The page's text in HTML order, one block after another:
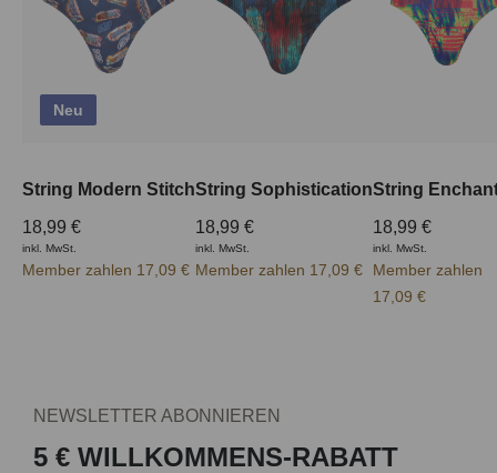
Neu
String Modern Stitch
18,99 €
inkl. MwSt.
Member zahlen 17,09 €
String Sophistication
18,99 €
inkl. MwSt.
Member zahlen 17,09 €
String
18,99 €
inkl. MwSt.
Member zahlen
17,09 €
NEWSLETTER ABONNIEREN
5 € WILLKOMMENS-RABATT